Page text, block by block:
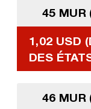
45 MUR
1,02 USD
DES
46 MUR